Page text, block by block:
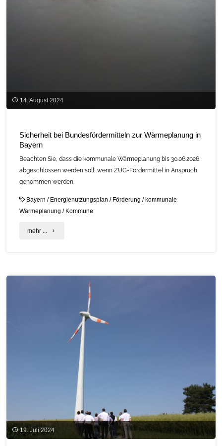
August"
14. August 2024
Sicherheit bei Bundesfördermitteln zur Wärmeplanung in
Bayern
Beachten Sie, dass die kommunale Wärmeplanung bis 30.06.2026
abgeschlossen werden soll, wenn ZUG-Fördermittel in Anspruch
genommen werden.
Bayern / Energienutzungsplan / Förderung /kommunale
Wärmeplanung / Kommune
mehr ... "Sicherheit
Wärmeplanung
19. Juli 2024